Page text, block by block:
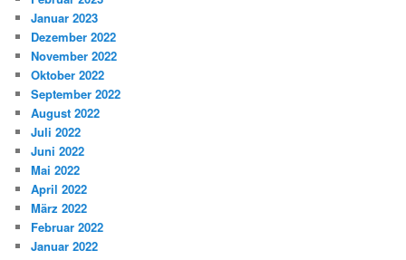
Januar 2023
Dezember 2022
November 2022
Oktober 2022
September 2022
August 2022
Juli 2022
Juni 2022
Mai 2022
April 2022
März 2022
Februar 2022
Januar 2022